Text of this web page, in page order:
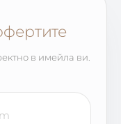
в имейла ви.